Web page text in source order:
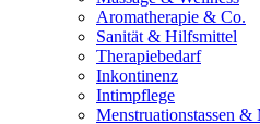
Aromatherapie & Co.
Sanität & Hilfsmittel
Therapiebedarf
Inkontinenz
Intimpflege
Menstruationstassen &